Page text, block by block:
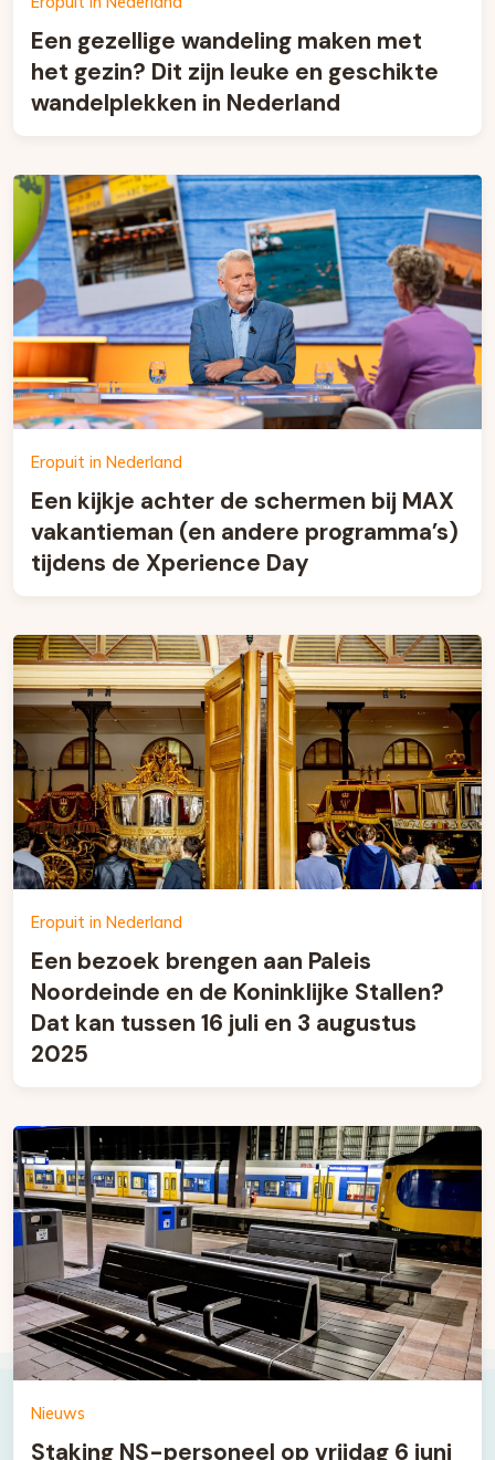
Een gezellige wandeling maken met
het gezin? Dit zijn leuke en geschikte
wandelplekken in Nederland
Eropuit in Nederland
Een kijkje achter de schermen bij MAX
vakantieman (en andere programma’s)
tijdens de Xperience Day
Eropuit in Nederland
Een bezoek brengen aan Paleis
Noordeinde en de Koninklijke Stallen?
Dat kan tussen 16 juli en 3 augustus
2025
Nieuws
Staking NS-personeel op vrijdag 6 juni